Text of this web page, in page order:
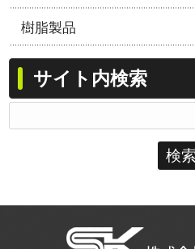
樹脂製品
サイト内検索
索: